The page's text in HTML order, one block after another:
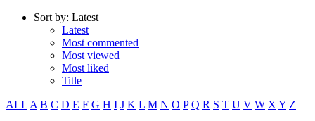
Sort by: Latest
Latest
Most commented
Most viewed
Most liked
Title
ALL A B C D E F G H I J K L M N O P Q R S T U V W X Y Z